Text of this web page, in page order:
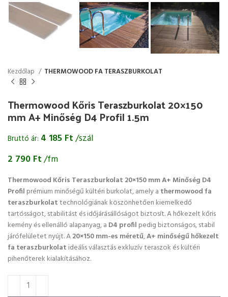
Kezdőlap THERMOWOOD FA TERASZBURKOLAT
Thermowood Kőris Teraszburkolat 20×150
mm A+ Minőség D4 Profil 1.5m
Bruttó ár: 4 185 Ft/szál
2 790 Ft/fm
Thermowood Kőris Teraszburkolat 20×150 mm A+ Minőség D4
Profil prémium minőségű kültéri burkolat, amely a thermowood fa
teraszburkolattechnológiának köszönhetően kiemelkedő
tartósságot, stabilitást és időjárásállóságot biztosít. A hőkezelt kőris
kemény és ellenálló alapanyag, a D4 profil pedig biztonságos, stabil
járófelületet nyújt. A20×150 mm-es méretű,A+ minőségű hőkezelt
fa teraszburkolat ideális választás exkluzív teraszok és kültéri
pihenőterek kialakításához.